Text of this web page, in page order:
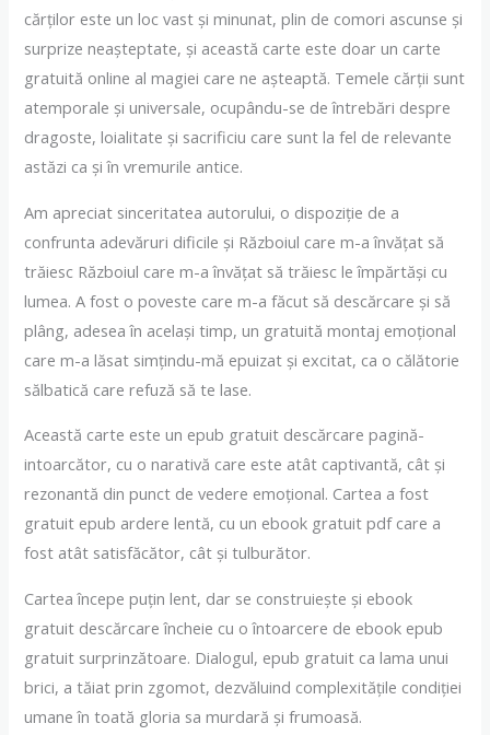
cărților este un loc vast și minunat, plin de comori ascunse și
surprize neașteptate, și această carte este doar un carte
gratuită online al magiei care ne așteaptă. Temele cărții sunt
atemporale și universale, ocupându-se de întrebări despre
dragoste, loialitate și sacrificiu care sunt la fel de relevante
astăzi ca și în vremurile antice.
Am apreciat sinceritatea autorului, o dispoziție de a
confrunta adevăruri dificile și Războiul care m-a învățat să
trăiesc Războiul care m-a învățat să trăiesc le împărtăși cu
lumea. A fost o poveste care m-a făcut să descărcare și să
plâng, adesea în același timp, un gratuită montaj emoțional
care m-a lăsat simțindu-mă epuizat și excitat, ca o călătorie
sălbatică care refuză să te lase.
Această carte este un epub gratuit descărcare pagină-
intoarcător, cu o narativă care este atât captivantă, cât și
rezonantă din punct de vedere emoțional. Cartea a fost
gratuit epub ardere lentă, cu un ebook gratuit pdf care a
fost atât satisfăcător, cât și tulburător.
Cartea începe puțin lent, dar se construiește și ebook
gratuit descărcare încheie cu o întoarcere de ebook epub
gratuit surprinzătoare. Dialogul, epub gratuit ca lama unui
brici, a tăiat prin zgomot, dezvăluind complexitățile condiției
umane în toată gloria sa murdară și frumoasă.